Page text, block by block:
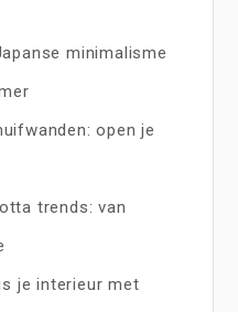
minimalisme
open je
trends: van
je interieur met